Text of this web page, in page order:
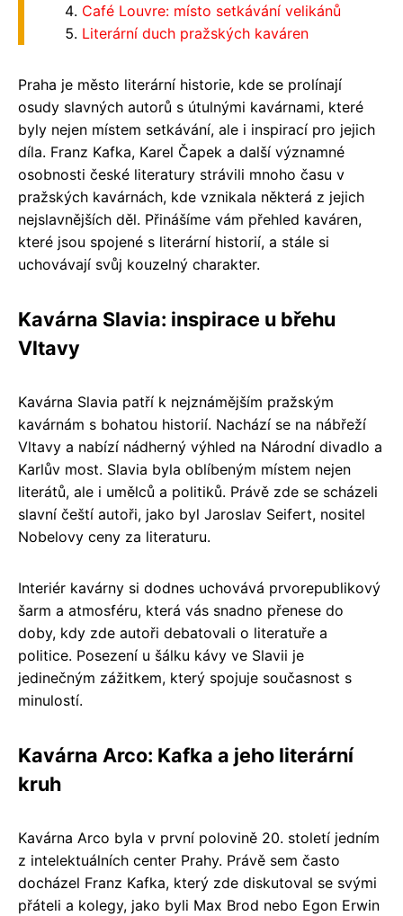
Café Louvre: místo setkávání velikánů
Literární duch pražských kaváren
Praha je město literární historie, kde se prolínají
osudy slavných autorů s útulnými kavárnami, které
byly nejen místem setkávání, ale i inspirací pro jejich
díla. Franz Kafka, Karel Čapek a další významné
osobnosti české literatury strávili mnoho času v
pražských kavárnách, kde vznikala některá z jejich
nejslavnějších děl. Přinášíme vám přehled kaváren,
které jsou spojené s literární historií, a stále si
uchovávají svůj kouzelný charakter.
Kavárna Slavia: inspirace u břehu
Vltavy
Kavárna Slavia patří k nejznámějším pražským
kavárnám s bohatou historií. Nachází se na nábřeží
Vltavy a nabízí nádherný výhled na Národní divadlo a
Karlův most. Slavia byla oblíbeným místem nejen
literátů, ale i umělců a politiků. Právě zde se scházeli
slavní čeští autoři, jako byl Jaroslav Seifert, nositel
Nobelovy ceny za literaturu.
Interiér kavárny si dodnes uchovává prvorepublikový
šarm a atmosféru, která vás snadno přenese do
doby, kdy zde autoři debatovali o literatuře a
politice. Posezení u šálku kávy ve Slavii je
jedinečným zážitkem, který spojuje současnost s
minulostí.
Kavárna Arco: Kafka a jeho literární
kruh
Kavárna Arco byla v první polovině 20. století jedním
z intelektuálních center Prahy. Právě sem často
docházel Franz Kafka, který zde diskutoval se svými
přáteli a kolegy, jako byli Max Brod nebo Egon Erwin